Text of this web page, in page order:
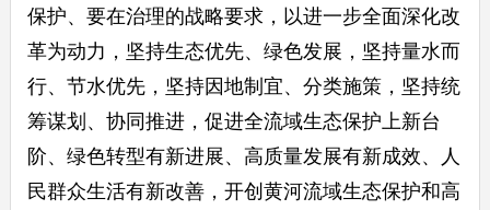
保护、要在治理的战略要求，以进一步全面深化改
革为动力，坚持生态优先、绿色发展，坚持量水而
行、节水优先，坚持因地制宜、分类施策，坚持统
筹谋划、协同推进，促进全流域生态保护上新台
阶、绿色转型有新进展、高质量发展有新成效、人
民群众生活有新改善，开创黄河流域生态保护和高